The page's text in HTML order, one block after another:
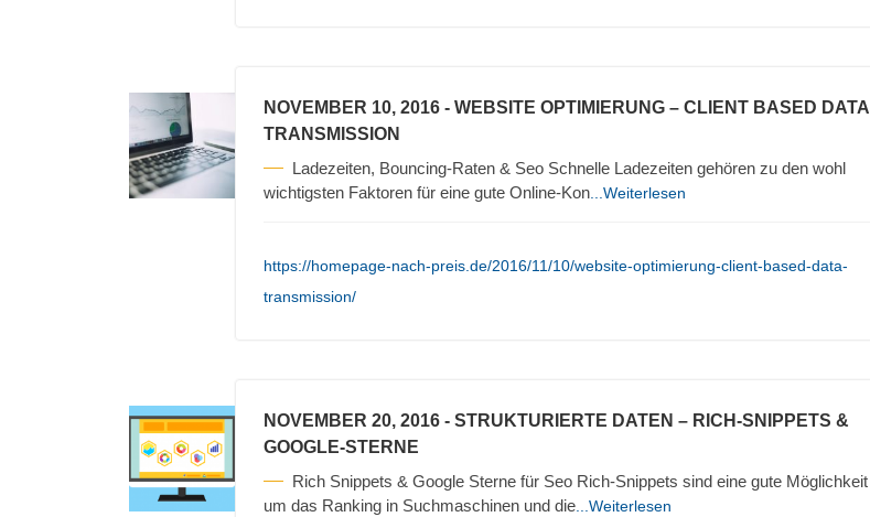
NOVEMBER 10, 2016 - WEBSITE OPTIMIERUNG – CLIENT BASED DATA
TRANSMISSION
Ladezeiten, Bouncing-Raten & Seo Schnelle Ladezeiten gehören zu den wohl
wichtigsten Faktoren für eine gute Online-Kon ...Weiterlesen
https://homepage-nach-preis.de/2016/11/10/website-optimierung-client-based-data-
transmission/
NOVEMBER 20, 2016 - STRUKTURIERTE DATEN – RICH-SNIPPETS &
GOOGLE-STERNE
Rich Snippets & Google Sterne für Seo Rich-Snippets sind eine gute Möglichkeit
um das Ranking in Suchmaschinen und die ...Weiterlesen